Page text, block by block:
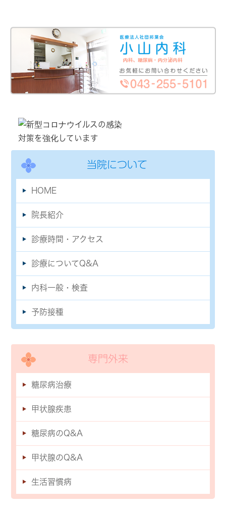
当院について
HOME
院長紹介
診療時間・アクセス
診療についてQ&A
内科一般・検査
予防接種
専門外来
糖尿病治療
甲状腺疾患
糖尿病のQ&A
甲状腺のQ&A
生活習慣病